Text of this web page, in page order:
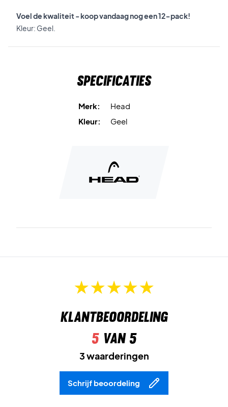
Voel de kwaliteit - koop vandaag nog een 12-pack!
Kleur: Geel.
Specificaties
Merk:
Head
Kleur:
Geel
Klantbeoordeling
5van 5
3 waarderingen
Schrijf beoordeling